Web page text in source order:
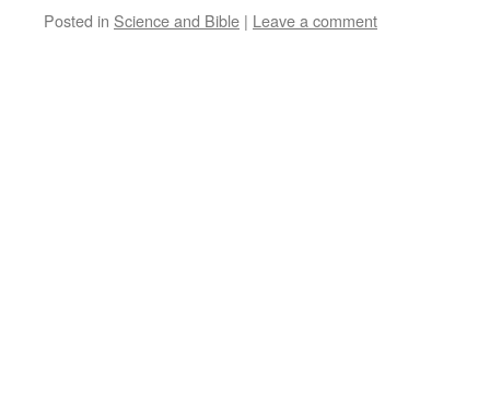
Posted in Science and Bible | Leave a comment